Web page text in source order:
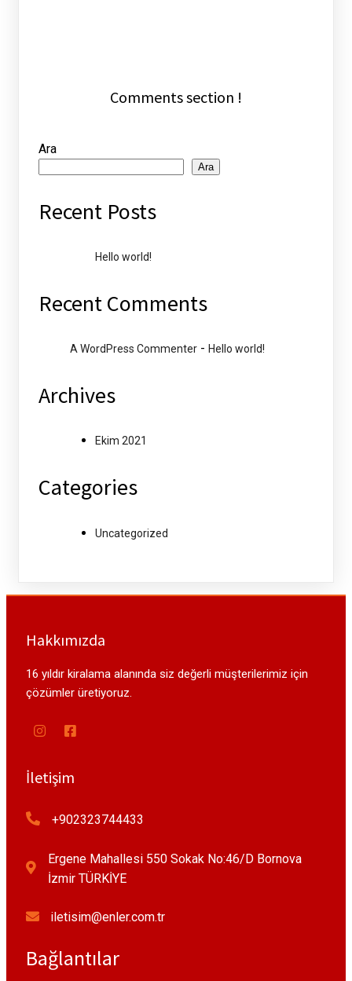
Comments section !
Ara
Ara
Recent Posts
Hello world!
Recent Comments
A WordPress Commenter - Hello world!
Archives
Ekim 2021
Categories
Uncategorized
Hakkımızda
16 yıldır kiralama alanında siz değerli müşterilerimiz için
çözümler üretiyoruz.
İletişim
+902323744433
Ergene Mahallesi 550 Sokak No:46/D Bornova
İzmir TÜRKİYE
iletisim@enler.com.tr
Bağlantılar